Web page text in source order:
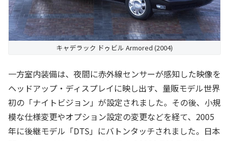
キャデラック ドゥビル Armored (2004)
一方室内装備は、夜間に赤外線センサーが感知した映像を
ヘッドアップ・ディスプレイに映し出す、量販モデル世界
初の「ナイトビジョン」が設定されました。その後、小規
模な仕様変更やオプション設定の変更などを経て、2005
年に後継モデル「DTS」にバトンタッチされました。日本